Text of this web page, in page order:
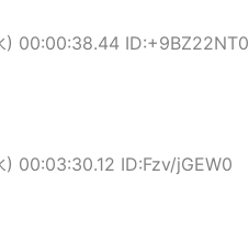
) 00:00:38.44 ID:+9BZ22NT0
00:03:30.12 ID:Fzv/jGEW0